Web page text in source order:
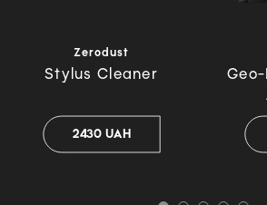
Zerodust
Stylus Cleaner
2430 UAH